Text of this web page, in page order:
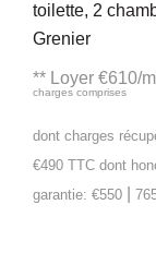
toilette, 2
Grenier
** Loyer €610/
charges comprises
dont charges
€490 TTC dont
garantie: €550